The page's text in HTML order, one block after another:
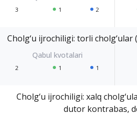
3 1 2
Cholg‘u ijrochiligi: torli
2 1 1
Cholg‘u ijrochiligi: xalq
dutor kontrabas,